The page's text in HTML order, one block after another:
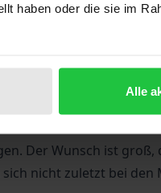
haben oder die sie im
Alle
Zusatzmaterial
unterwirft
eine neue Spezies
sich als teilhabender
Der Wunsch ist groß,
nicht zuletzt bei